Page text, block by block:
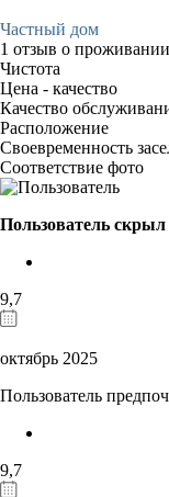
Частный дом
1 отзыв о
Чистота
Цена - качество
Качество
Расположение
Своевременность
Соответствие фото
Пользователь
9,7
октябрь 2025
Пользователь
9,7